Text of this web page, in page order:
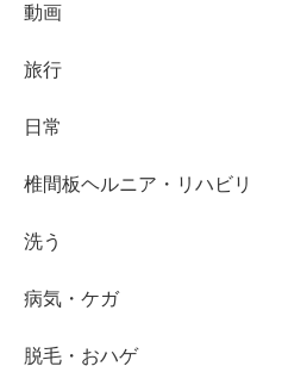
動画
旅行
日常
椎間板ヘルニア・リハビリ
洗う
病気・ケガ
脱毛・おハゲ